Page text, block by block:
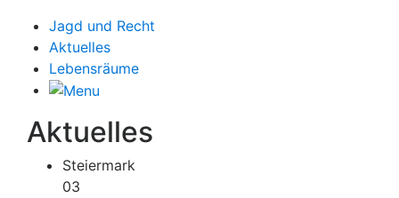
Jagd und Recht
Aktuelles
Lebensräume
Aktuelles
Steiermark
03